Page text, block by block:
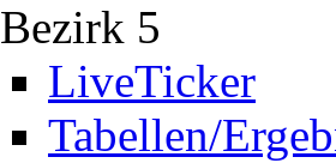
Bezirk 5
LiveTicker
Tabellen/